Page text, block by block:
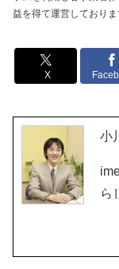
益を得て運営しておりま
X
小
ら
個